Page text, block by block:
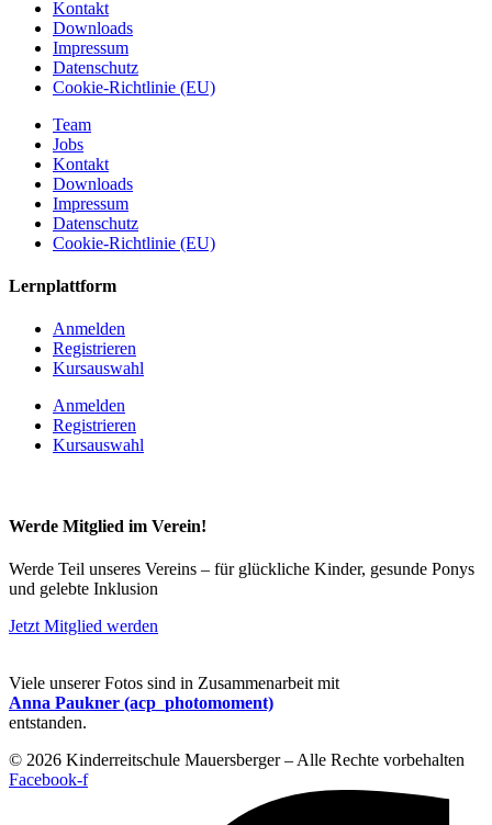
Kontakt
Downloads
Impressum
Datenschutz
Cookie-Richtlinie (EU)
Team
Jobs
Kontakt
Downloads
Impressum
Datenschutz
Cookie-Richtlinie (EU)
Lernplattform
Anmelden
Registrieren
Kursauswahl
Anmelden
Registrieren
Kursauswahl
Werde Mitglied im Verein!
Werde Teil unseres Vereins – für glückliche Kinder, gesunde Ponys
und gelebte Inklusion
Jetzt Mitglied werden
Viele unserer Fotos sind in Zusammenarbeit mit
Anna Paukner (acp_photomoment)
entstanden.
© 2026 Kinderreitschule Mauersberger – Alle Rechte vorbehalten
Facebook-f